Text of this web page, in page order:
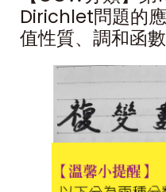
Dirichlet問題的
值性質、調和函